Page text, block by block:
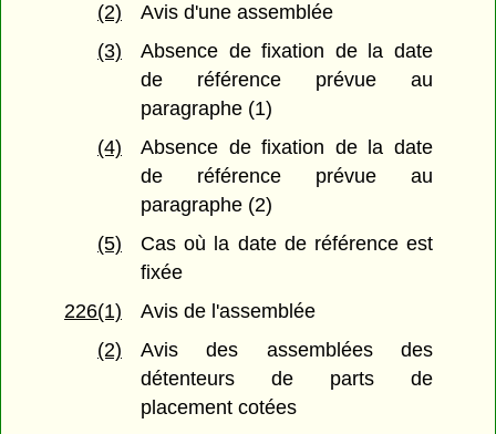
(2)
Avis d'une assemblée
(3)
Absence de fixation de la date
de référence prévue au
paragraphe (1)
(4)
Absence de fixation de la date
de référence prévue au
paragraphe (2)
(5)
Cas où la date de référence est
fixée
226(1)
Avis de l'assemblée
(2)
Avis des assemblées des
détenteurs de parts de
placement cotées